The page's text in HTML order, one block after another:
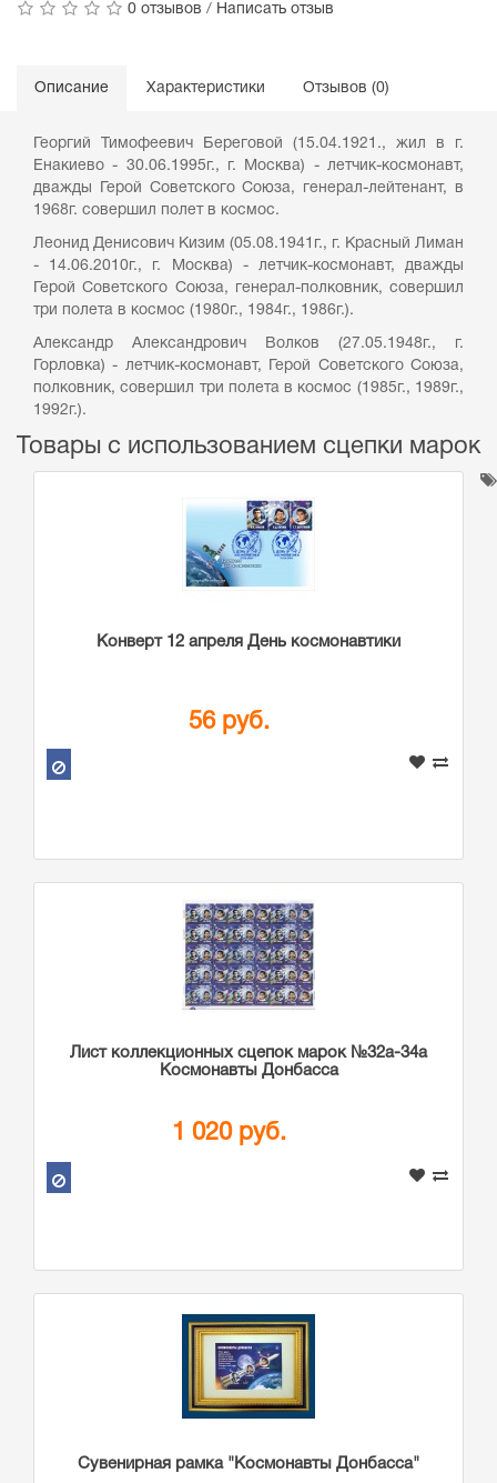
0 отзывов / Написать отзыв
Описание Характеристики Отзывов (0)
Георгий Тимофеевич Береговой (15.04.1921., жил в г.
Енакиево - 30.06.1995г., г. Москва) - летчик-космонавт,
дважды Герой Советского Союза, генерал-лейтенант, в
1968г. совершил полет в космос.
Леонид Денисович Кизим (05.08.1941г., г. Красный Лиман
- 14.06.2010г., г. Москва) - летчик-космонавт, дважды
Герой Советского Союза, генерал-полковник, совершил
три полета в космос (1980г., 1984г., 1986г.).
Александр Александрович Волков (27.05.1948г., г.
Горловка) - летчик-космонавт, Герой Советского Союза,
полковник, совершил три полета в космос (1985г., 1989г.,
1992г.).
Товары с использованием сцепки марок
Конверт 12 апреля День космонавтики
56 руб.
Лист коллекционных сцепок марок №32а-34а
Космонавты Донбасса
1 020 руб.
Сувенирная рамка "Космонавты Донбасса"